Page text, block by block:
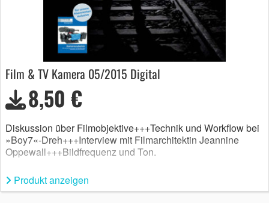
Film & TV Kamera 05/2015 Digital
8,50 €
Diskussion über Filmobjektive+++Technik und Workflow bei
»Boy7«-Dreh+++Interview mit Filmarchitektin Jeannine
Oppewall+++Bildfrequenz und Ton.
Produkt anzeigen